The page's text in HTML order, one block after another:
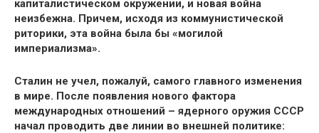
капиталистическом окружении, и новая война
неизбежна. Причем, исходя из коммунистической
риторики, эта война была бы «могилой
империализма».
Сталин не учел, пожалуй, самого главного изменения
в мире. После появления нового фактора
международных отношений – ядерного оружия СССР
начал проводить две линии во внешней политике: